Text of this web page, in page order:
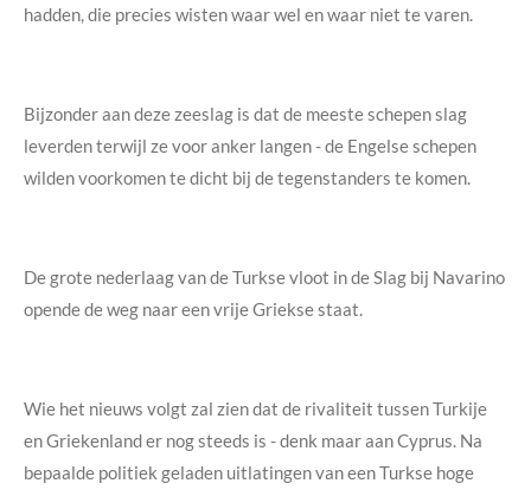
hadden, die precies wisten waar wel en waar niet te varen.
Bijzonder aan deze zeeslag is dat de meeste schepen slag
leverden terwijl ze voor anker langen - de Engelse schepen
wilden voorkomen te dicht bij de tegenstanders te komen.
De grote nederlaag van de Turkse vloot in de Slag bij Navarino
opende de weg naar een vrije Griekse staat.
Wie het nieuws volgt zal zien dat de rivaliteit tussen Turkije
en Griekenland er nog steeds is - denk maar aan Cyprus. Na
bepaalde politiek geladen uitlatingen van een Turkse hoge